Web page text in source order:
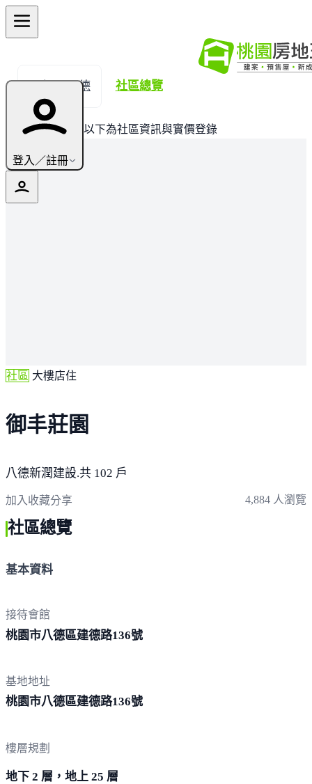
登入／註冊
← 返回八德 社區總覽
此建案已完銷，以下為社區資訊與實價登錄
社區 大樓店住
御丰莊園
八德新潤建設.共 102 戶
加入收藏分享 4,884 人瀏覽
社區總覽
基本資料
接待會館
桃園市八德區建德路136號
基地地址
桃園市八德區建德路136號
樓層規劃
地下 2 層，地上 25 層